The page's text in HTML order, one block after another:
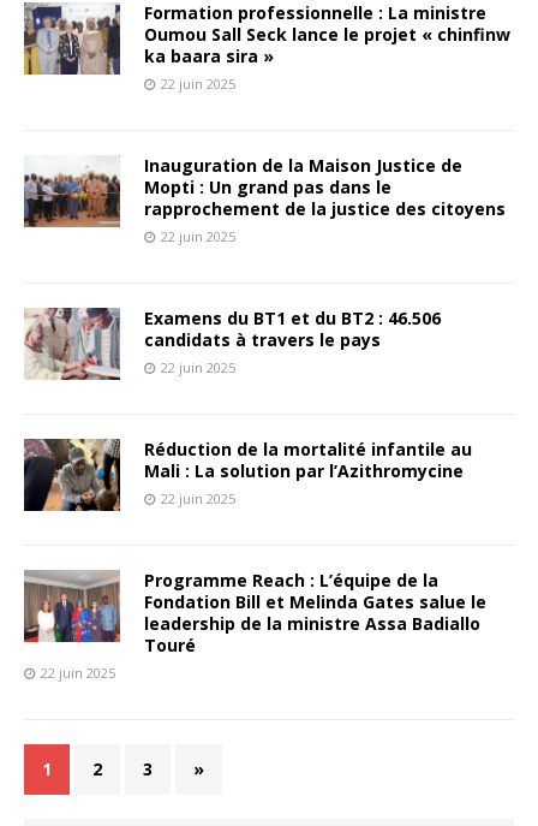
Formation professionnelle : La ministre
Oumou Sall Seck lance le projet « chinfinw
ka baara sira »
22 juin 2025
Inauguration de la Maison Justice de
Mopti : Un grand pas dans le
rapprochement de la justice des citoyens
22 juin 2025
Examens du BT1 et du BT2 : 46.506
candidats à travers le pays
22 juin 2025
Réduction de la mortalité infantile au
Mali : La solution par l’Azithromycine
22 juin 2025
Programme Reach : L’équipe de la
Fondation Bill et Melinda Gates salue le
leadership de la ministre Assa Badiallo
Touré
22 juin 2025
1 2 3 »